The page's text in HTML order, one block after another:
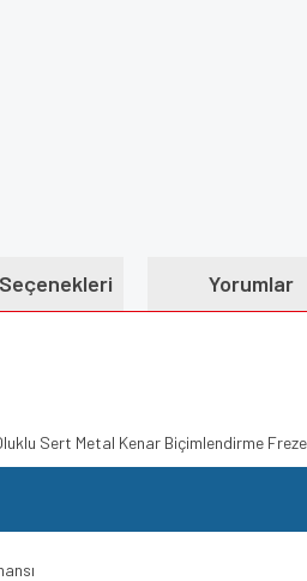
Yorumlar
Sert Metal Kenar Biçimlendirme